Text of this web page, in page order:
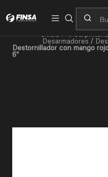
Desarmadores /
Destornillador con mango
6"